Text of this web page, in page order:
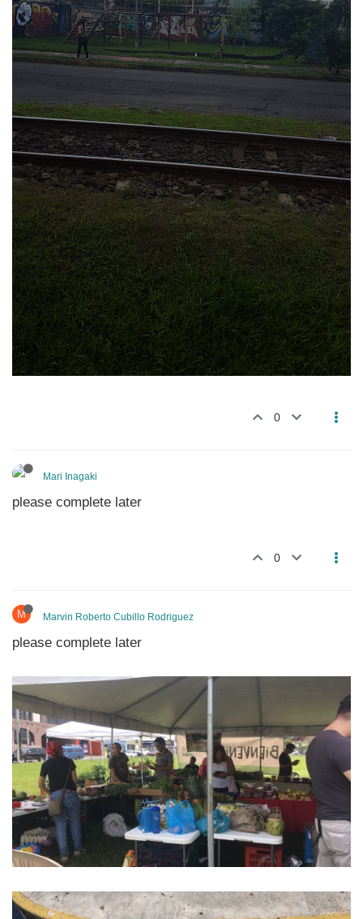
0
Mari Inagaki
please complete later
0
M Marvin Roberto Cubillo Rodriguez
please complete later